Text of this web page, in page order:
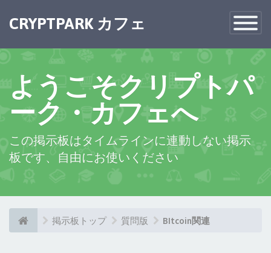
Toggle
CRYPTPARK カフェ
ようこそクリプトパ
ーク・カフェへ
この掲示板はタイムラインに連動しない掲示
板です、自由にお使いください
掲示板トップ 質問版 BItcoin関連